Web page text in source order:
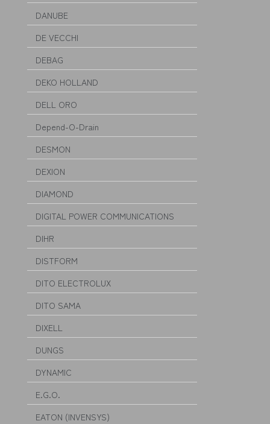
DANUBE
DE VECCHI
DEBAG
DEKO HOLLAND
DELL ORO
Depend-O-Drain
DESMON
DEXION
DIAMOND
DIGITAL POWER COMMUNICATIONS
DIHR
DISTFORM
DITO ELECTROLUX
DITO SAMA
DIXELL
DUNGS
DYNAMIC
E.G.O.
EATON (INVENSYS)